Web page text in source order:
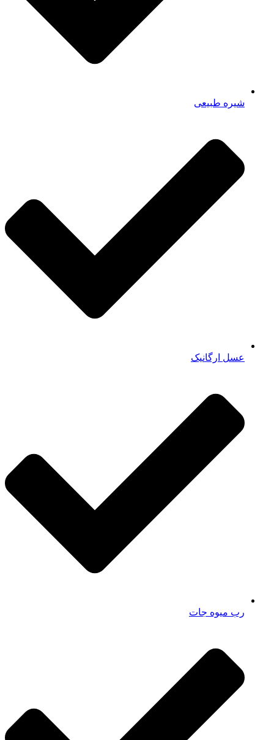
شیره طبیعی
عسل ارگانیک
رب میوه جات